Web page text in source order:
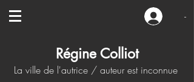
-
Régine Colliot
La ville de l'autrice / auteur est inconnue